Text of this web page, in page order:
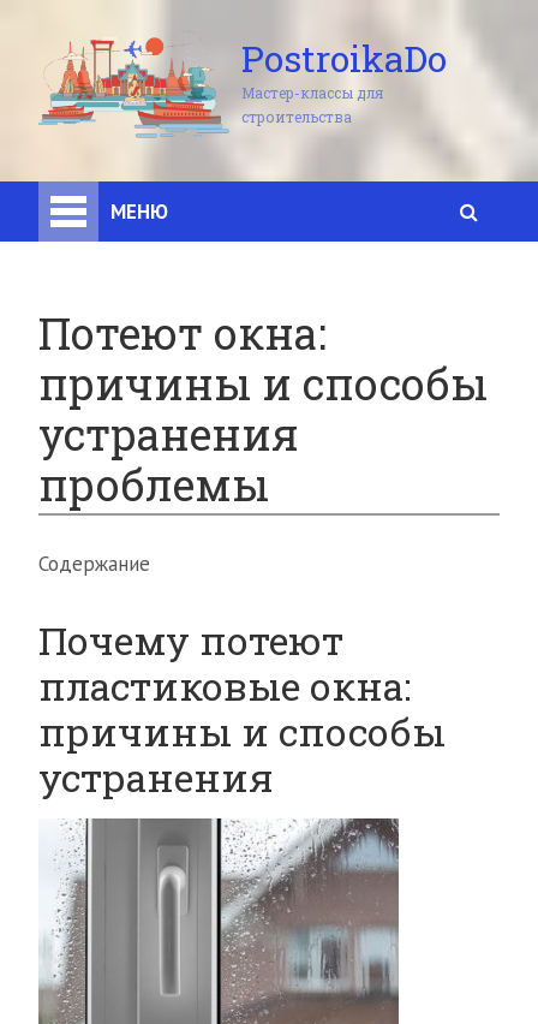
PostroikaDo
Мастер-классы для
строительства
МЕНЮ
Потеют окна:
причины и способы
устранения
проблемы
Содержание
Почему потеют
пластиковые окна:
причины и способы
устранения